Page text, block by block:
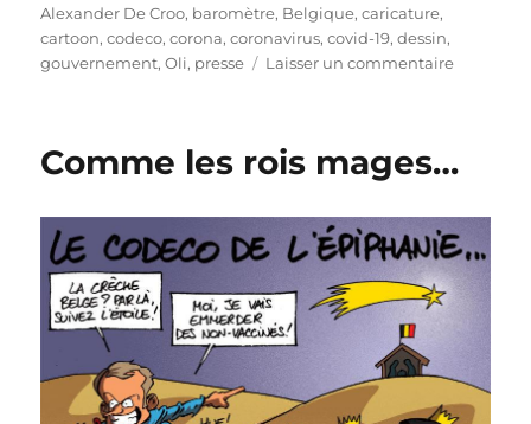
le
Alexander De Croo, baromètre, Belgique,caricature,
cartoon,codeco,corona,coronavirus,covid-19,dessin,
gouvernement,Oli, presse Laisser un commentairesur
Comme les rois mages…